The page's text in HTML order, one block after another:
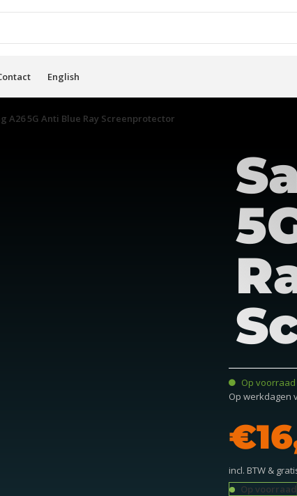
English
A26 5G Anti Blue Ray Screenprotector
Op voorraad
Op werkdagen
€
incl. BTW &
Op voorraad